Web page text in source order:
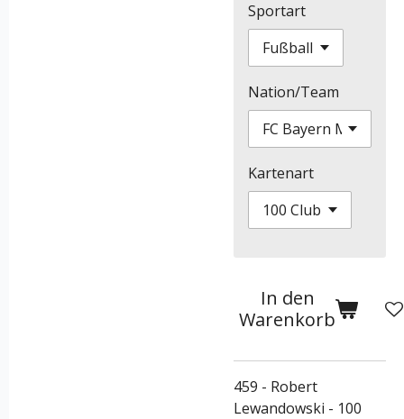
Sportart
Nation/Team
Kartenart
In den
Warenkorb
459 - Robert
Lewandowski - 100